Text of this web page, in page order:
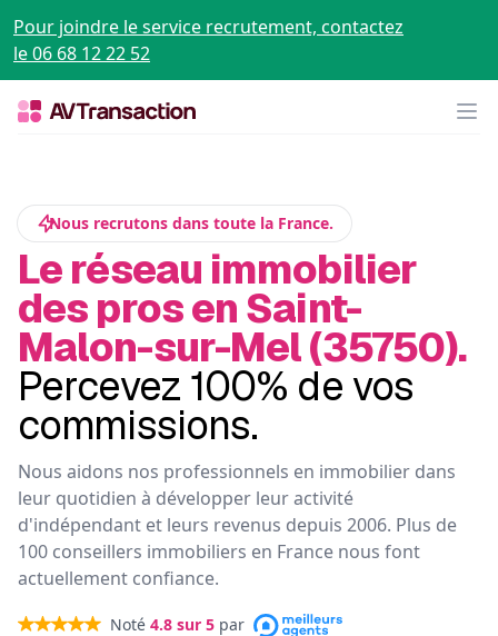
Pour joindre le service recrutement, contactez
le 06 68 12 22 52
Nous recrutons dans toute la France.
Le réseau immobilier
des pros en Saint-
Malon-sur-Mel (35750).
Percevez 100% de vos
commissions.
Nous aidons nos professionnels en immobilier dans
leur quotidien à développer leur activité
d'indépendant et leurs revenus depuis 2006. Plus de
100 conseillers immobiliers en France nous font
actuellement confiance.
Noté 4.8 sur 5 par